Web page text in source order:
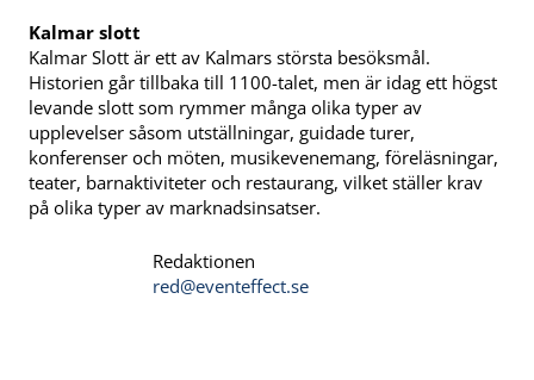
Kalmar slott
Kalmar Slott är ett av Kalmars största besöksmål.
Historien går tillbaka till 1100-talet, men är idag ett högst
levande slott som rymmer många olika typer av
upplevelser såsom utställningar, guidade turer,
konferenser och möten, musikevenemang, föreläsningar,
teater, barnaktiviteter och restaurang, vilket ställer krav
på olika typer av marknadsinsatser.
Redaktionen
red@eventeffect.se